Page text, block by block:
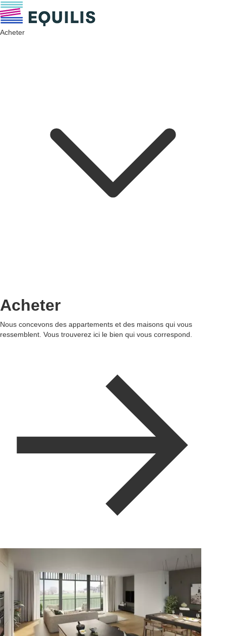
Acheter
Acheter
Nous concevons des appartements et des maisons qui vous
ressemblent. Vous trouverez ici le bien qui vous correspond.